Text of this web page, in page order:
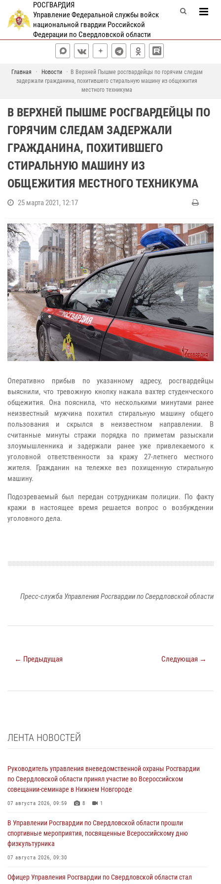
РОСГВАРДИЯ
Управление Федеральной службы войск
национальной гвардии Российской
Федерации по Свердловской области
Главная Новости
В Верхней Пышме росгвардейцы по горячим следам
задержали гражданина, похитившего стиральную машину из общежития
местного техникума
В ВЕРХНЕЙ ПЫШМЕ РОСГВАРДЕЙЦЫ ПО
ГОРЯЧИМ СЛЕДАМ ЗАДЕРЖАЛИ
ГРАЖДАНИНА, ПОХИТИВШЕГО
СТИРАЛЬНУЮ МАШИНУ ИЗ
ОБЩЕЖИТИЯ МЕСТНОГО ТЕХНИКУМА
25 марта 2021, 12:17
Оперативно прибыв по указанному адресу, росгвардейцы
выяснили, что тревожную кнопку нажала вахтер студенческого
общежития. Она пояснила, что несколькими минутами ранее
неизвестный мужчина похитил стиральную машину общего
пользования и скрылся в неизвестном направлении. В
считанные минуты стражи порядка по приметам разыскали
злоумышленника и задержали ранее уже привлекаемого к
уголовной ответственности за кражу 27-летнего местного
жителя. Гражданин на тележке вез похищенную стиральную
машину.
Подозреваемый был передан сотрудникам полиции. По факту
кражи в настоящее время решается вопрос о возбуждении
уголовного дела.
Пресс-служба Управления Росгвардии по Свердловской области
← Предыдущая Следующая →
ЛЕНТА НОВОСТЕЙ
Руководитель управления вневедомственной охраны Росгвардии
по Свердловской области принял участие во Всероссийском
совещании-семинаре в Нижнем Новгороде
07 августа 2026, 09:59 8 1
В Управлении Росгвардии по Свердловской области прошли
спортивные мероприятия, посвященные Всероссийскому дню
физкультурника
07 августа 2026, 09:30
Офицер Управления Росгвардии по Свердловской области стал